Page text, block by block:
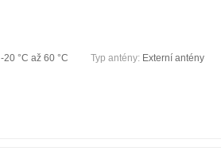
-20 °С až 60 °С Typ antény: Externí antény